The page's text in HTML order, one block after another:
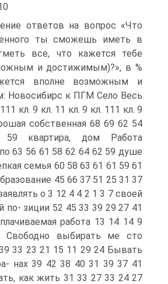
ответов на вопрос «Что
ты сможешь иметь в
все, что кажется тебе
и достижимым)?», в %
вполне возможным и
Новосибирс к ПГМ Село Весь
кл. 9 кл. 11 кл. 9 кл. 111 кл. 9
собственная 68 69 62 54
квартира, дом Работа
63 56 61 58 62 64 62 59 душе
семья 60 58 63 61 61 59 61
45 66 37 51 25 31 37
о 3 12 4 4 2 1 3 7 своей
по- зиции 52 45 33 39 29 27 41
работа 13 14 14 9
выбирать ме сто
33 23 21 15 11 29 24 Бывать
нах 39 42 38 40 31 39 37 41
как жить 31 33 27 33 24 27